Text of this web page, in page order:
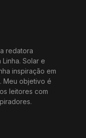
redatora
Solar e
inspiração em
Meu objetivo é
leitores com